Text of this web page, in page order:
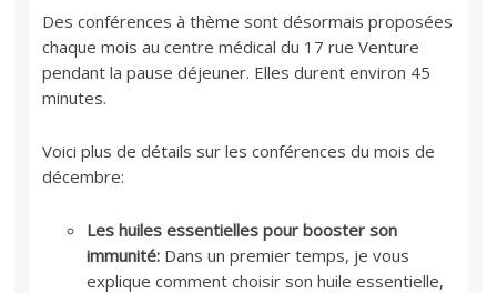
Des conférences à thème sont désormais proposées
chaque mois au centre médical du 17 rue Venture
pendant la pause déjeuner. Elles durent environ 45
minutes.
Voici plus de détails sur les conférences du mois de
décembre:
Les huiles essentielles pour booster son
immunité: Dans un premier temps, je vous
explique comment choisir son huile essentielle,